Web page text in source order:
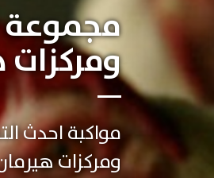
مجموعة
نستخدم
منتجاتنا بجودة